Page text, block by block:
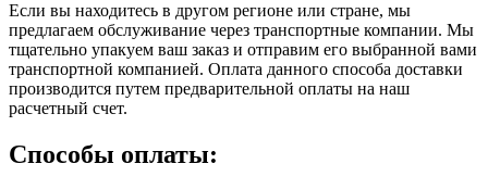
Если вы находитесь в другом регионе или стране, мы
предлагаем обслуживание через транспортные компании. Мы
тщательно упакуем ваш заказ и отправим его выбранной вами
транспортной компанией. Оплата данного способа доставки
производится путем предварительной оплаты на наш
расчетный счет.
Способы оплаты: